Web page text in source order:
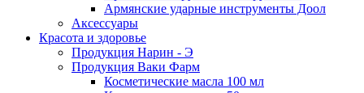
Армянские ударные инструменты Доол
Аксессуары
Красота и здоровье
Продукция Нарин - Э
Продукция Ваки Фарм
Косметические масла 100 мл